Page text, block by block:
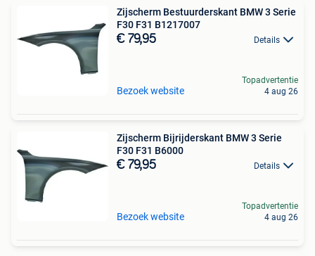
Zijscherm Bestuurderskant BMW 3 Serie
F30 F31 B1217007
€ 79,95 Details
Bezoek website
Topadvertentie
4 aug 26
Zijscherm Bijrijderskant BMW 3 Serie
F30 F31 B6000
€ 79,95 Details
Bezoek website
Topadvertentie
4 aug 26